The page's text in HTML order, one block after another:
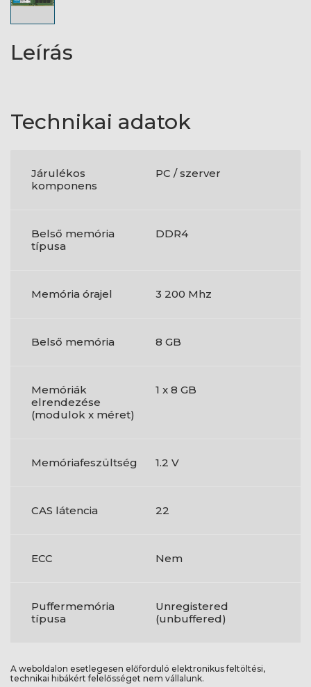
Leírás
Technikai adatok
Járulékos
komponens
PC / szerver
Belső memória
típusa
DDR4
Memória órajel 3 200 Mhz
Belső memória 8 GB
Memóriák
elrendezése
(modulok x méret)
1 x 8 GB
Memóriafeszültség 1.2 V
CAS látencia 22
ECC Nem
Puffermemória
típusa
Unregistered
(unbuffered)
A weboldalon esetlegesen előforduló elektronikus feltöltési,
technikai hibákért felelősséget nem vállalunk.